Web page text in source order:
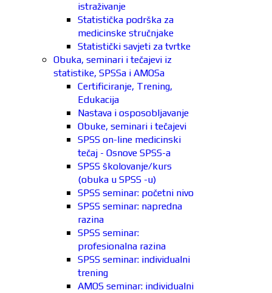
istraživanje
Statistička podrška za
medicinske stručnjake
Statistički savjeti za tvrtke
Obuka, seminari i tečajevi iz
statistike, SPSSa i AMOSa
Certificiranje, Trening,
Edukacija
Nastava i osposobljavanje
Obuke, seminari i tečajevi
SPSS on-line medicinski
tečaj - Osnove SPSS-a
SPSS školovanje/kurs
(obuka u SPSS -u)
SPSS seminar: početni nivo
SPSS seminar: napredna
razina
SPSS seminar:
profesionalna razina
SPSS seminar: individualni
trening
AMOS seminar: individualni